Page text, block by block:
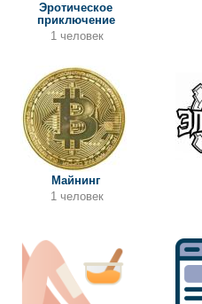
Эротическое
приключение
1 человек
Майнинг
1 человек